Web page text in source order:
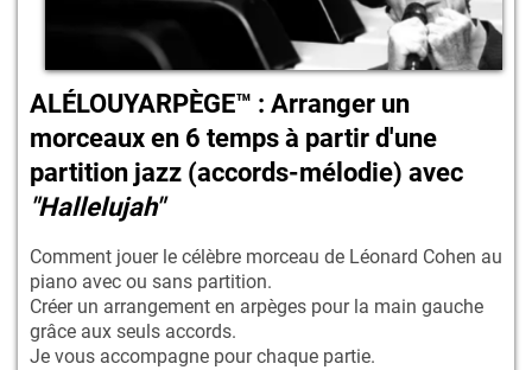
ALÉLOUYARPÈGE™ : Arranger un
morceaux en 6 temps à partir d'une
partition jazz (accords-mélodie) avec
"Hallelujah"
Comment jouer le célèbre morceau de Léonard Cohen au
piano avec ou sans partition.
Créer un arrangement en arpèges pour la main gauche
grâce aux seuls accords.
Je vous accompagne pour chaque partie.